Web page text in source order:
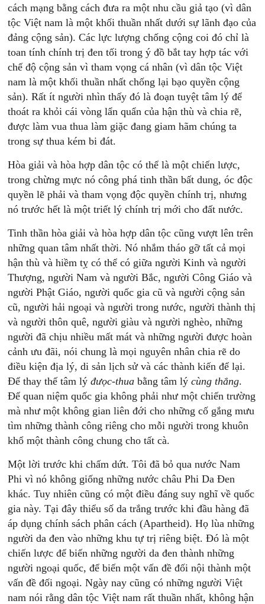
cách mạng bằng cách đưa ra một nhu cầu giả tạo (vì dân
tộc Việt nam là một khối thuần nhất dưới sự lãnh đạo của
đảng cộng sản). Các lực lượng chống cộng coi đó chỉ là
toan tính chính trị đen tối trong ý đồ bắt tay hợp tác với
chế độ cộng sản vì tham vọng cá nhân (vì dân tộc Việt
nam là một khối thuần nhất chống lại bạo quyền cộng
sản). Rất ít người nhìn thấy đó là đoạn tuyệt tâm lý để
thoát ra khỏi cái vòng lẩn quẩn của hận thù và chia rẽ,
được làm vua thua làm giặc đang giam hãm chúng ta
trong sự thua kém bi đát.
Hòa giải và hòa hợp dân tộc có thể là một chiến lược,
trong chừng mực nó công phá tinh thần bất dung, óc độc
quyền lẽ phải và tham vọng độc quyền chính trị, nhưng
nó trước hết là một triết lý chính trị mới cho đất nước.
Tinh thần hòa giải và hòa hợp dân tộc cũng vượt lên trên
những quan tâm nhất thời. Nó nhắm tháo gỡ tất cả mọi
hận thù và hiềm tỵ có thể có giữa người Kinh và người
Thượng, người Nam và người Bắc, người Công Giáo và
người Phật Giáo, người quốc gia cũ và người cộng sản
cũ, người hải ngoại và người trong nước, người thành thị
và người thôn quê, người giàu và người nghèo, những
người đã chịu nhiều mất mát và những người được hoàn
cảnh ưu đãi, nói chung là mọi nguyên nhân chia rẽ do
điều kiện địa lý, di sản lịch sử và các thành kiến để lại.
Để thay thế tâm lýđưọc-thua bằng tâm lýcùng thắng.
Để quan niệm quốc gia không phải như một chiến trường
mà như một không gian liên đới cho những cố gắng mưu
tìm những thành công riêng cho mỗi người trong khuôn
khổ một thành công chung cho tất cà.
Một lời trước khi chấm dứt. Tôi đã bỏ qua nước Nam
Phi vì nó không giống những nước châu Phi Da Đen
khác. Tuy nhiên cũng có một điều đáng suy nghĩ về quốc
gia này. Tại đây thiểu số da trắng trước khi đầu hàng đã
áp dụng chính sách phân cách (Apartheid). Họ lùa những
người da đen vào những khu tự trị riêng biệt. Đó là một
chiến lược để biến những người da đen thành những
người ngoại quốc, để biến một vấn đề đối nội thành một
vấn đề đối ngoại. Ngày nay cũng có những người Việt
nam nói rằng dân tộc Việt nam rất thuần nhất, không hận